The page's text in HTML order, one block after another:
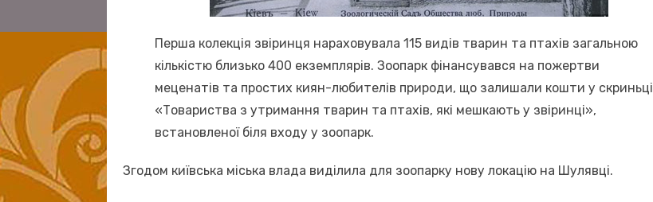
Перша колекція звіринця нараховувала 115 видів тварин та птахів загальною
кількістю близько 400 екземплярів. Зоопарк фінансувався на пожертви
меценатів та простих киян-любителів природи, що залишали кошти у скриньці
«Товариства з утримання тварин та птахів, які мешкають у звіринці»,
встановленої біля входу у зоопарк.
Згодом київська міська влада виділила для зоопарку нову локацію на Шулявці.